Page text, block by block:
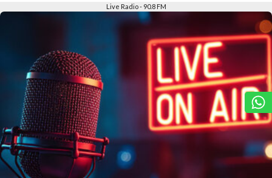
Live Radio - 90.8 FM